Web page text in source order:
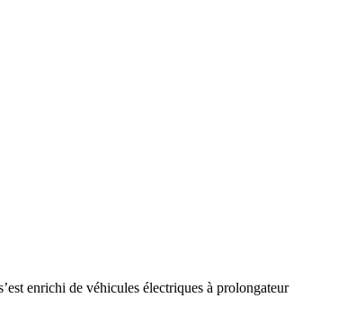
enrichi de véhicules électriques à prolongateur